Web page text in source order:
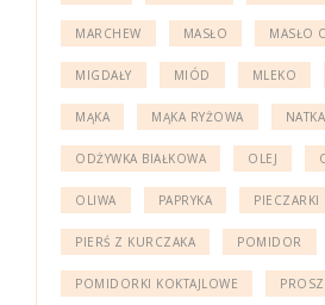
MARCHEW MASŁO MASŁO
MIGDAŁY MIÓD MLEKO
MĄKA MĄKA RYŻOWA
ODŻYWKA BIAŁKOWA OLEJ
OLIWA PAPRYKA PIECZARKI
PIERŚ Z KURCZAKA POMIDOR
POMIDORKI KOKTAJLOWE